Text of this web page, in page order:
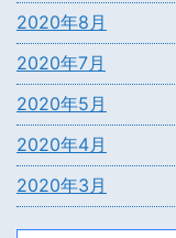
2020年8月
2020年7月
2020年5月
2020年4月
2020年3月